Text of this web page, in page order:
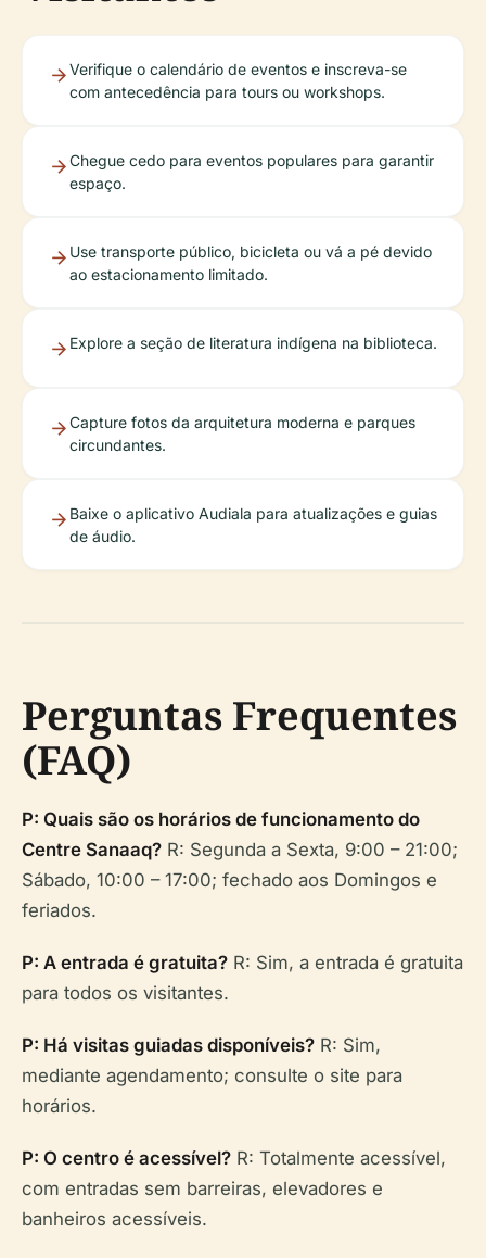
Verifique o calendário de eventos e inscreva-se
com antecedência para tours ou workshops.
Chegue cedo para eventos populares para garantir
espaço.
Use transporte público, bicicleta ou vá a pé devido
ao estacionamento limitado.
Explore a seção de literatura indígena na biblioteca.
Capture fotos da arquitetura moderna e parques
circundantes.
Baixe o aplicativo Audiala para atualizações e guias
de áudio.
Perguntas Frequentes
(FAQ)
P: Quais são os horários de funcionamento do
Centre Sanaaq? R: Segunda a Sexta, 9:00 – 21:00;
Sábado, 10:00 – 17:00; fechado aos Domingos e
feriados.
P: A entrada é gratuita? R: Sim, a entrada é gratuita
para todos os visitantes.
P: Há visitas guiadas disponíveis? R: Sim,
mediante agendamento; consulte o site para
horários.
P: O centro é acessível? R: Totalmente acessível,
com entradas sem barreiras, elevadores e
banheiros acessíveis.